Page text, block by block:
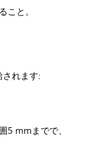
こと。
れます:
5 mmまでで、